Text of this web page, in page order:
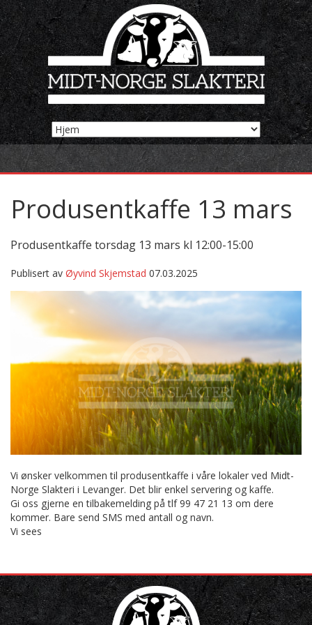
Produsentkaffe 13 mars
Produsentkaffe torsdag 13 mars kl 12:00-15:00
Publisert av Øyvind Skjemstad 07.03.2025
Vi ønsker velkommen til produsentkaffe i våre lokaler ved Midt-
Norge Slakteri i Levanger. Det blir enkel servering og kaffe.
Gi oss gjerne en tilbakemelding på tlf 99 47 21 13 om dere
kommer. Bare send SMS med antall og navn.
Vi sees